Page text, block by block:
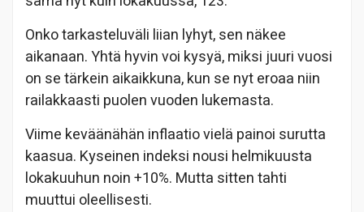
Onko tarkasteluväli liian lyhyt, sen näkee
aikanaan. Yhtä hyvin voi kysyä, miksi juuri vuosi
on se tärkein aikaikkuna, kun se nyt eroaa niin
railakkaasti puolen vuoden lukemasta.
Viime keväänähän inflaatio vielä painoi surutta
kaasua. Kyseinen indeksi nousi helmikuusta
lokakuuhun noin +10%. Mutta sitten tahti
muuttui oleellisesti.